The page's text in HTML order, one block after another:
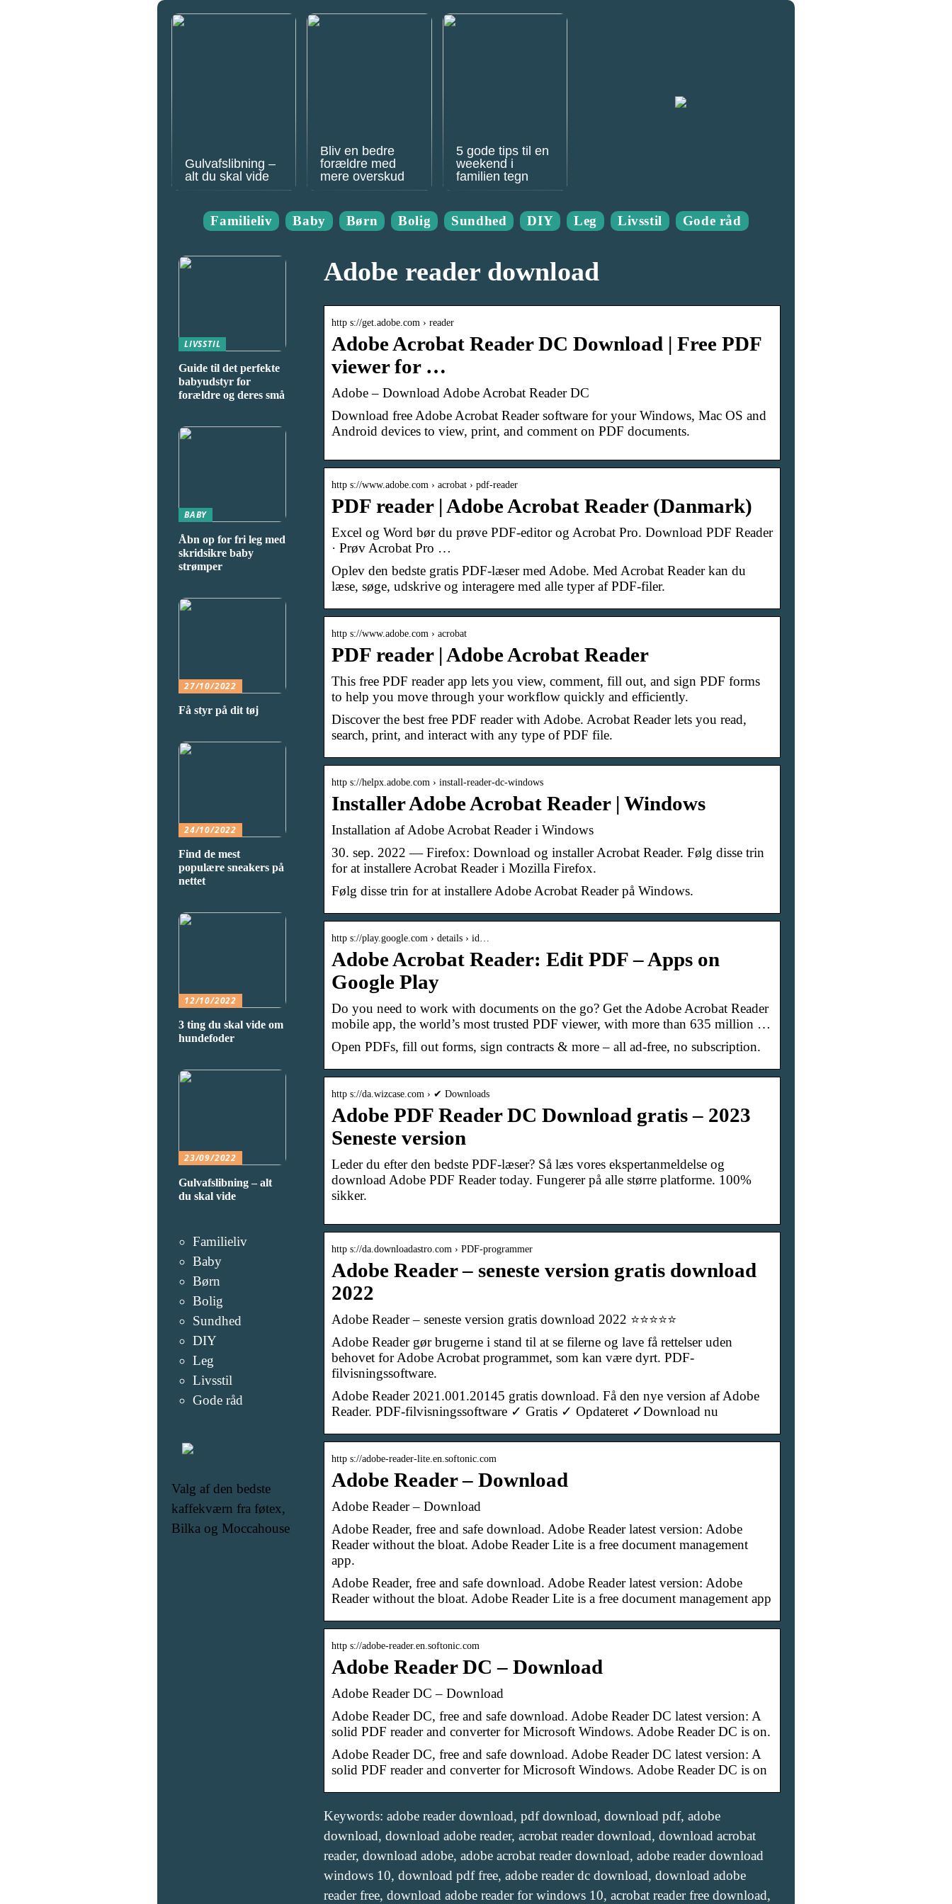
Gulvafslibning –
alt du skal vide
Bliv en bedre
forældre med
mere overskud
5 gode tips til en
weekend i
familien tegn
Familieliv Baby Børn Bolig Sundhed DIY Leg Livsstil Gode råd
Adobe reader download
http s://get.adobe.com › reader
Adobe Acrobat Reader DC Download | Free PDF
viewer for …
Adobe – Download Adobe Acrobat Reader DC
Download free Adobe Acrobat Reader software for your Windows, Mac OS and
Android devices to view, print, and comment on PDF documents.
http s://www.adobe.com › acrobat › pdf-reader
PDF reader | Adobe Acrobat Reader (Danmark)
Excel og Word bør du prøve PDF-editor og Acrobat Pro. Download PDF Reader
· Prøv Acrobat Pro …
Oplev den bedste gratis PDF-læser med Adobe. Med Acrobat Reader kan du
læse, søge, udskrive og interagere med alle typer af PDF-filer.
http s://www.adobe.com › acrobat
PDF reader | Adobe Acrobat Reader
This free PDF reader app lets you view, comment, fill out, and sign PDF forms
to help you move through your workflow quickly and efficiently.
Discover the best free PDF reader with Adobe. Acrobat Reader lets you read,
search, print, and interact with any type of PDF file.
http s://helpx.adobe.com › install-reader-dc-windows
Installer Adobe Acrobat Reader | Windows
Installation af Adobe Acrobat Reader i Windows
30. sep. 2022 — Firefox: Download og installer Acrobat Reader. Følg disse trin
for at installere Acrobat Reader i Mozilla Firefox.
Følg disse trin for at installere Adobe Acrobat Reader på Windows.
http s://play.google.com › details › id…
Adobe Acrobat Reader: Edit PDF – Apps on
Google Play
Do you need to work with documents on the go? Get the Adobe Acrobat Reader
mobile app, the world’s most trusted PDF viewer, with more than 635 million …
Open PDFs, fill out forms, sign contracts & more – all ad-free, no subscription.
http s://da.wizcase.com › ✔ Downloads
Adobe PDF Reader DC Download gratis – 2023
Seneste version
Leder du efter den bedste PDF-læser? Så læs vores ekspertanmeldelse og
download Adobe PDF Reader today. Fungerer på alle større platforme. 100%
sikker.
http s://da.downloadastro.com › PDF-programmer
Adobe Reader – seneste version gratis download
2022
Adobe Reader – seneste version gratis download 2022 ⭐⭐⭐⭐⭐
Adobe Reader gør brugerne i stand til at se filerne og lave få rettelser uden
behovet for Adobe Acrobat programmet, som kan være dyrt. PDF-
filvisningssoftware.
Adobe Reader 2021.001.20145 gratis download. Få den nye version af Adobe
Reader. PDF-filvisningssoftware ✓ Gratis ✓ Opdateret ✓Download nu
http s://adobe-reader-lite.en.softonic.com
Adobe Reader – Download
Adobe Reader – Download
Adobe Reader, free and safe download. Adobe Reader latest version: Adobe
Reader without the bloat. Adobe Reader Lite is a free document management
app.
Adobe Reader, free and safe download. Adobe Reader latest version: Adobe
Reader without the bloat. Adobe Reader Lite is a free document management app
http s://adobe-reader.en.softonic.com
Adobe Reader DC – Download
Adobe Reader DC – Download
Adobe Reader DC, free and safe download. Adobe Reader DC latest version: A
solid PDF reader and converter for Microsoft Windows. Adobe Reader DC is on.
Adobe Reader DC, free and safe download. Adobe Reader DC latest version: A
solid PDF reader and converter for Microsoft Windows. Adobe Reader DC is on
Keywords: adobe reader download, pdf download, download pdf, adobe
download, download adobe reader, acrobat reader download, download acrobat
reader, download adobe, adobe acrobat reader download, adobe reader download
windows 10, download pdf free, adobe reader dc download, download adobe
reader free, download adobe reader for windows 10, acrobat reader free download,
LIVSSTIL
Guide til det perfekte
babyudstyr for
forældre og deres små
BABY
Åbn op for fri leg med
skridsikre baby
strømper
27/10/2022
Få styr på dit tøj
24/10/2022
Find de mest
populære sneakers på
nettet
12/10/2022
3 ting du skal vide om
hundefoder
23/09/2022
Gulvafslibning – alt
du skal vide
Familieliv
Baby
Børn
Bolig
Sundhed
DIY
Leg
Livsstil
Gode råd
Valg af den bedste
kaffekværn fra føtex,
Bilka og Moccahouse